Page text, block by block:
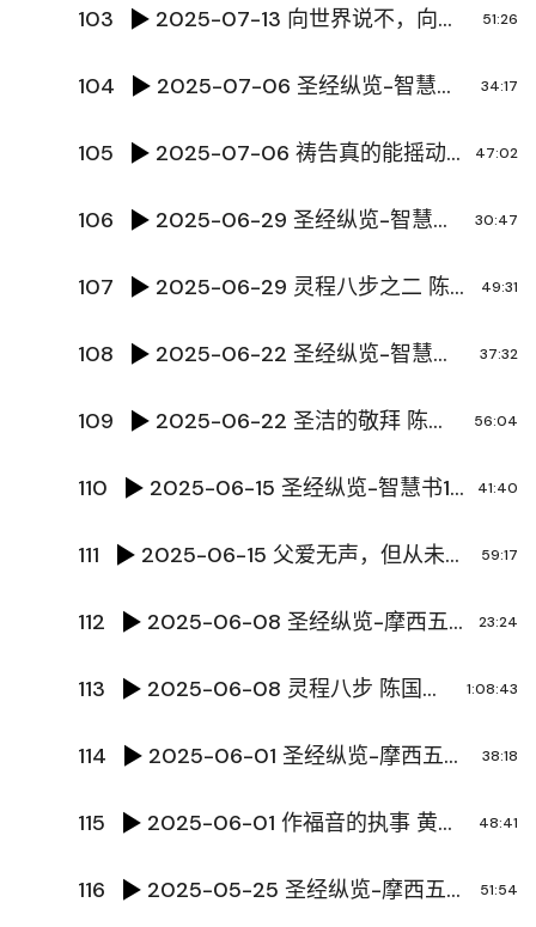
103 2025-07-13 向世界说不，向上帝说是 唐玮泽传道 51:26
104 2025-07-06 圣经纵览-智慧书4 陈国辉传道 34:17
105 2025-07-06 祷告真的能摇动神的手吗？郑贻富牧师 47:02
106 2025-06-29 圣经纵览-智慧书3 陈国辉传道 30:47
107 2025-06-29 灵程八步之二 陈国辉传道 49:31
108 2025-06-22 圣经纵览-智慧书2 陈国辉传道 37:32
109 2025-06-22 圣洁的敬拜 陈凤冬牧师 56:04
110 2025-06-15 圣经纵览-智慧书1 陈国辉传道 41:40
111 2025-06-15 父爱无声，但从未缺席 唐玮泽传道 59:17
112 2025-06-08 圣经纵览-摩西五经 陈国辉传道 23:24
113 2025-06-08 灵程八步 陈国辉传道 1:08:43
114 2025-06-01 圣经纵览-摩西五经 陈国辉传道 38:18
115 2025-06-01 作福音的执事 黄文超牧师 48:41
116 2025-05-25 圣经纵览-摩西五经 陈国辉传道 51:54